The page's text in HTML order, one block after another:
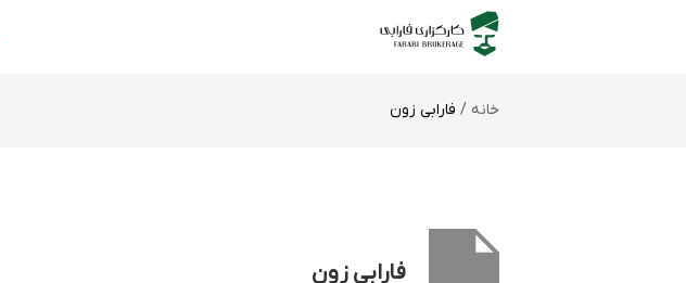
خانه / فارابی زون
فارابی زون